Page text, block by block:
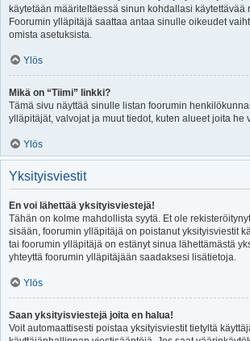
käytetään määriteltäessä sinun kohdallasi käytettävää
Foorumin ylläpitäjä saattaa antaa sinulle oikeudet
omista asetuksista.
Ylös
Mikä on “Tiimi” linkki?
Tämä sivu näyttää sinulle listan foorumin
ylläpitäjät, valvojat ja muut tiedot, kuten alueet joita he
Ylös
Yksityisviestit
En voi lähettää yksityisviestejä!
Tähän on kolme mahdollista syytä. Et ole
sisään, foorumin ylläpitäjä on poistanut yksityisviestit
tai foorumin ylläpitäjä on estänyt sinua lähettämästä
yhteyttä foorumin ylläpitäjään saadaksesi lisätietoja.
Ylös
Saan yksityisviestejä joita en halua!
Voit automaattisesti poistaa yksityisviestit tietyltä